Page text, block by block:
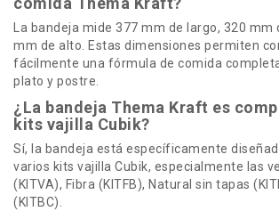
La bandeja mide 377 mm de largo, 320 mm
mm de alto. Estas dimensiones permiten
fácilmente una fórmula de comida
plato y postre.
¿La bandeja Thema Kraft es
kits vajilla Cubik?
Sí, la bandeja está específicamente
varios kits vajilla Cubik, especialmente las
(KITVA), Fibra (KITFB), Natural sin tapas
(KITBC).